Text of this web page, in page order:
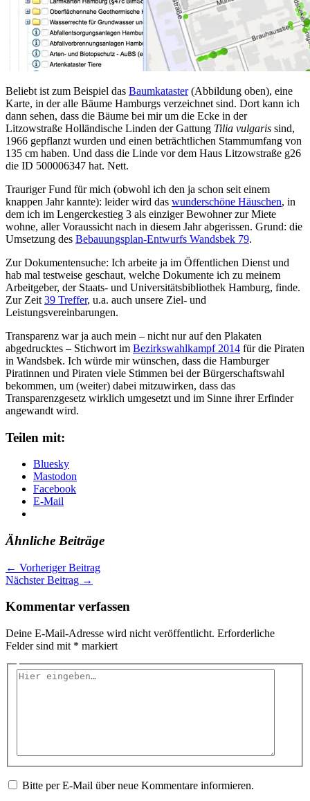
Beliebt ist zum Beispiel das Baumkataster(Abbildung oben), eine
Karte, in der alle Bäume Hamburgs verzeichnet sind. Dort kann ich
dann sehen, dass die Bäume bei mir um die Ecke in der
Litzowstraße Holländische Linden der Gattung Tilia vulgaris sind,
1966 gepflanzt wurden und einen beträchtlichen Stammumfang von
135 cm haben. Und dass die Linde vor dem Haus Litzowstraße g26
die ID 500006347 hat. Nett.
Trauriger Fund für mich (obwohl ich den ja schon seit einem
knappen Jahr kannte): leider wird das wunderschöne Häuschen, in
dem ich im Lengerckestieg 3 als einziger Bewohner zur Miete
wohne, aller Voraussicht nach in diesem Jahr abgerissen. Grund: die
Umsetzung des Bebauungsplan-Entwurfs Wandsbek 79.
Zur Dokumentensuche: Ich arbeite ja im Öffentlichen Dienst und
hab mal testweise geschaut, welche Dokumente ich zu meinem
Arbeitgeber, der Staats- und Universitätsbibliothek Hamburg, finde.
Zur Zeit 39 Treffer, u.a. auch unsere Ziel- und
Leistungsvereinbarungen.
Transparenz war ja auch mein – nicht nur auf den Plakaten
abgedrucktes – Stichwort im Bezirkswahlkampf 2014 für die Piraten
in Wandsbek. Ich würde mir wünschen, dass die Hamburger
Piratinnen und Piraten viele Stimmen bei der Bürgerschaftswahl
bekommen, um (weiter) dabei mitzuwirken, dass das
Transparenzgesetz wirklich umgesetzt und im Sinne ihrer Erfinder
angewandt wird.
Teilen mit:
Bluesky
Mastodon
Facebook
E-Mail
Ähnliche Beiträge
← Vorheriger Beitrag
Nächster Beitrag →
Kommentar verfassen
Deine E-Mail-Adresse wird nicht veröffentlicht. Erforderliche
Felder sind mit * markiert
Hier
Bitte per E-Mail über neue Kommentare informieren.